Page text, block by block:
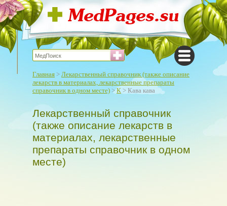
Главная > Лекарственный справочник (также описание
лекарств в материалах, лекарственные препараты
справочник в одном месте) >К > Кава кава
Лекарственный справочник
(также описание лекарств в
материалах, лекарственные
препараты справочник в одном
месте)